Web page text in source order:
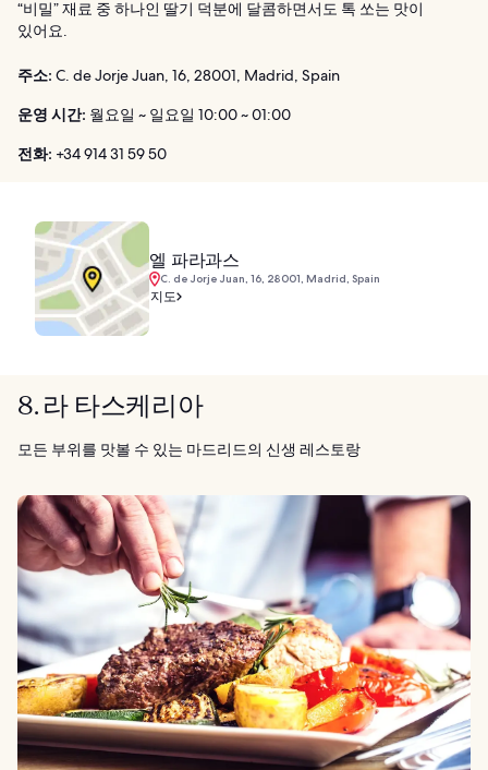
“비밀” 재료 중 하나인 딸기 덕분에 달콤하면서도 톡 쏘는 맛이
있어요.
주소: C. de Jorje Juan, 16, 28001, Madrid, Spain
운영 시간: 월요일 ~ 일요일 10:00 ~ 01:00
전화: +34 914 31 59 50
엘 파라과스
C. de Jorje Juan, 16, 28001, Madrid, Spain
지도
8. 라 타스케리아
모든 부위를 맛볼 수 있는 마드리드의 신생 레스토랑